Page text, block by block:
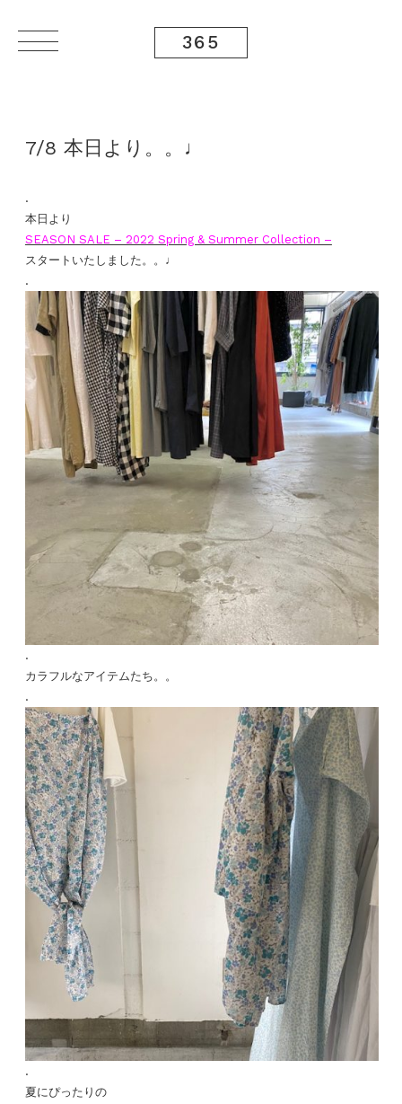
365
7/8 本日より。。♩
.
本日より
SEASON SALE – 2022 Spring & Summer Collection –
スタートいたしました。。♩
.
.
カラフルなアイテムたち。。
.
.
夏にぴったりの